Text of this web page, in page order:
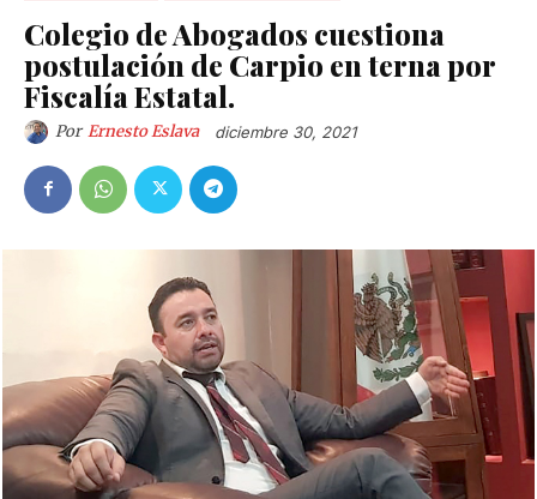
Colegio de Abogados cuestiona
postulación de Carpio en terna por
Fiscalía Estatal.
Por Ernesto Eslava diciembre 30, 2021